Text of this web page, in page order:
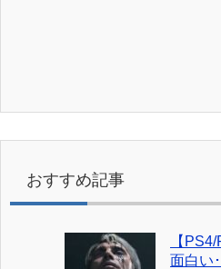
おすすめ記事
【
面白い